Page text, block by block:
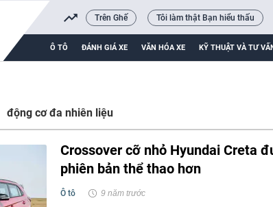
Trên Ghế Tôi làm thật Bạn hiểu thấu
Ô TÔ ĐÁNH GIÁ XE VĂN HÓA XE KỸ THUẬT VÀ TƯ
động cơ đa nhiên liệu
Crossover cỡ nhỏ Hyundai Creta
phiên bản thể thao hơn
Ô tô 9 năm trước